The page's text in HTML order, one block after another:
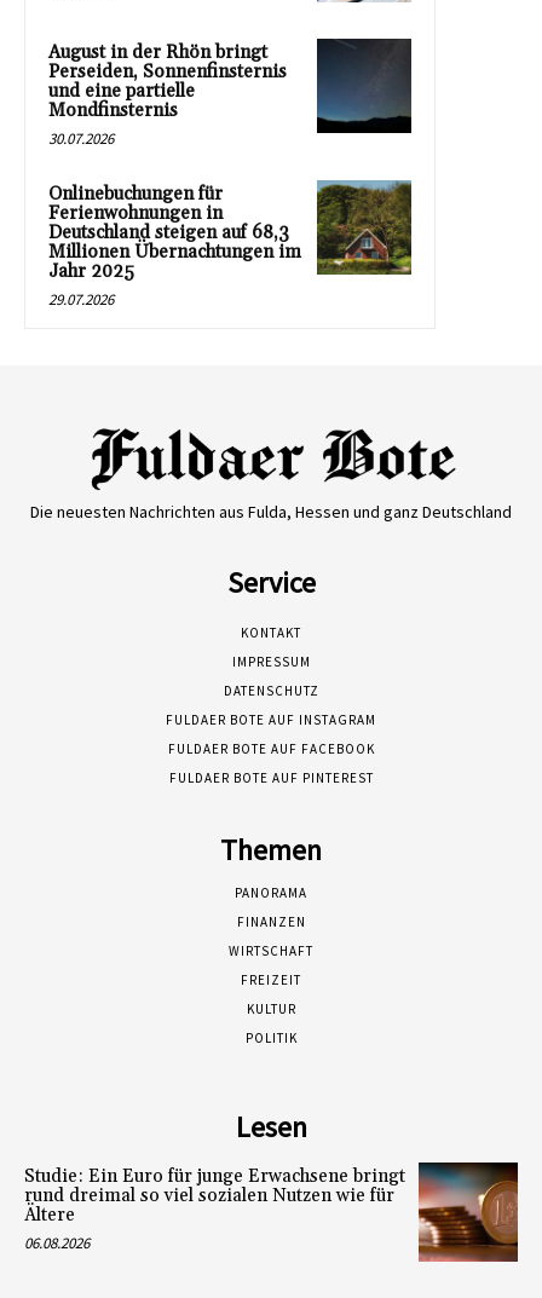
August in der Rhön bringt
Perseiden, Sonnenfinsternis
und eine partielle
Mondfinsternis
30.07.2026
Onlinebuchungen für
Ferienwohnungen in
Deutschland steigen auf 68,3
Millionen Übernachtungen im
Jahr 2025
29.07.2026
Die neuesten Nachrichten aus Fulda, Hessen und ganz Deutschland
Service
KONTAKT
IMPRESSUM
DATENSCHUTZ
FULDAER BOTE AUF INSTAGRAM
FULDAER BOTE AUF FACEBOOK
FULDAER BOTE AUF PINTEREST
Themen
PANORAMA
FINANZEN
WIRTSCHAFT
FREIZEIT
KULTUR
POLITIK
Lesen
Studie: Ein Euro für junge Erwachsene bringt
rund dreimal so viel sozialen Nutzen wie für
Ältere
06.08.2026